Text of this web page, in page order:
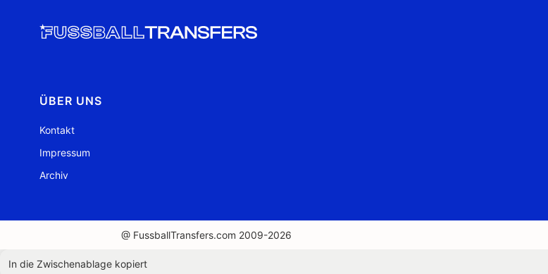
ÜBER UNS
Kontakt
Impressum
Archiv
@ FussballTransfers.com 2009-2026
In die Zwischenablage kopiert